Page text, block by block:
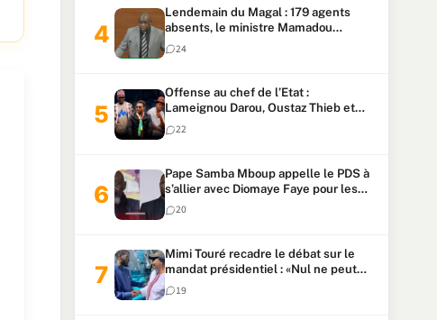
Lendemain du Magal : 179 agents
absents, le ministre Mamadou
Lamine Dianté exige des explications
24
Offense au chef de l’Etat :
Lameignou Darou, Oustaz Thieb et
Ndiaye Touba lourdement
condamnés
22
Pape Samba Mboup appelle le PDS à
s’allier avec Diomaye Faye pour les
locales et tacle Sonko
20
Mimi Touré recadre le débat sur le
mandat présidentiel : «Nul ne peut
faire plus de deux mandats
consécutifs de 5 ans»
19